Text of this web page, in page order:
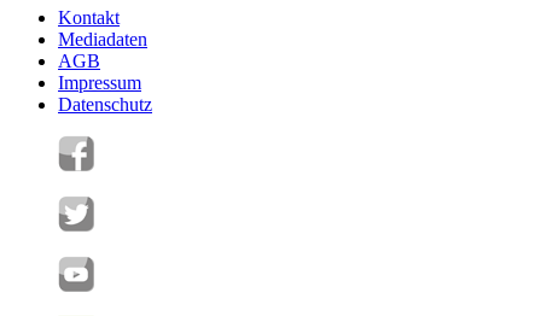
Kontakt
Mediadaten
AGB
Impressum
Datenschutz